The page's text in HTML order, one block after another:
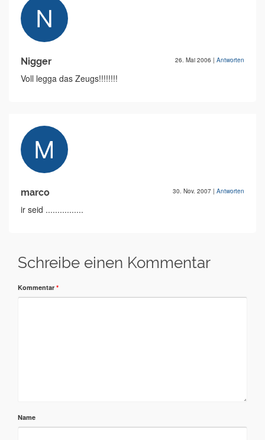
Nigger 26. Mai 2006 | Antworten
Voll legga das Zeugs!!!!!!!!
marco 30. Nov. 2007 | Antworten
ir seid ................
Schreibe einen Kommentar
Kommentar *
Name